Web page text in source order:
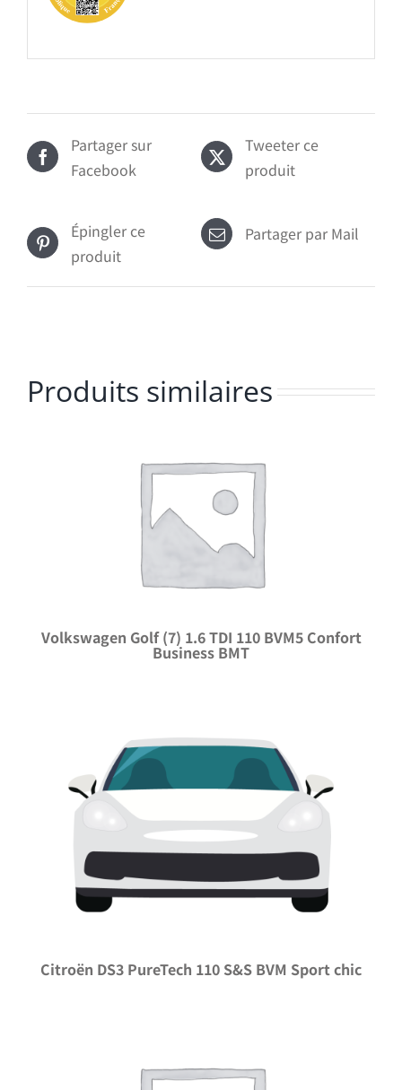
Partager sur
Facebook
Tweeter ce
produit
Épingler ce
produit
Partager par Mail
Produits similaires
Volkswagen Golf (7) 1.6 TDI 110 BVM5 Confort
Business BMT
Citroën DS3 PureTech 110 S&S BVM Sport chic